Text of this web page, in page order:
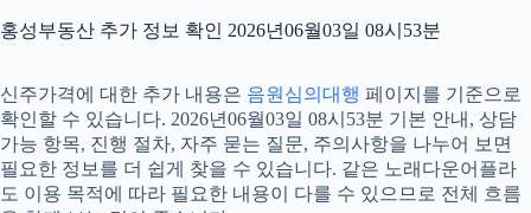
홍성부동산 추가 정보 확인 2026년06월03일 08시53분
신주가격에 대한 추가 내용은 음원심의대행 페이지를 기준으로
확인할 수 있습니다. 2026년06월03일 08시53분 기본 안내, 상담
가능 항목, 진행 절차, 자주 묻는 질문, 주의사항을 나누어 보면
필요한 정보를 더 쉽게 찾을 수 있습니다. 같은 노래다운어플라
도 이용 목적에 따라 필요한 내용이 다를 수 있으므로 전체 흐름